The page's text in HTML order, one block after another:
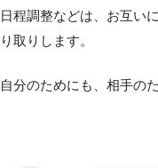
日程調整などは、お互い
り取りします。
自分のためにも、相手の